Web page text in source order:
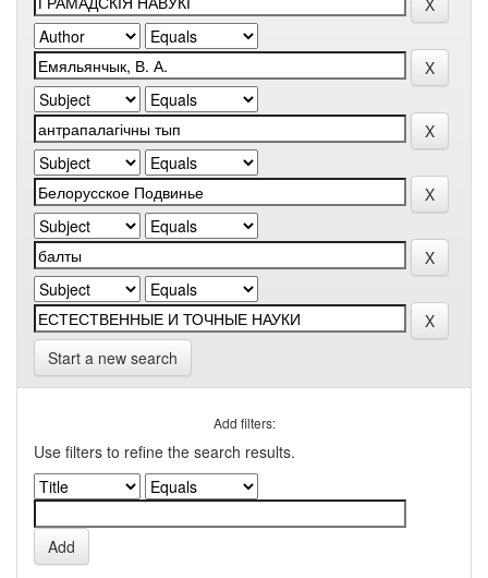
Start a new search
Add filters:
Use filters to refine the search results.